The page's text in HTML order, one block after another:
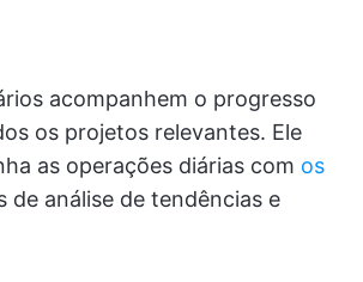
acompanhem o progresso
os projetos relevantes. Ele
as operações diárias com os
de análise de tendências e